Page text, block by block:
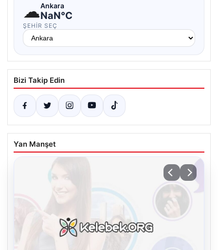
☁Ankara
NaN°C
ŞEHIR SEÇ
Bizi Takip Edin
Yan Manşet